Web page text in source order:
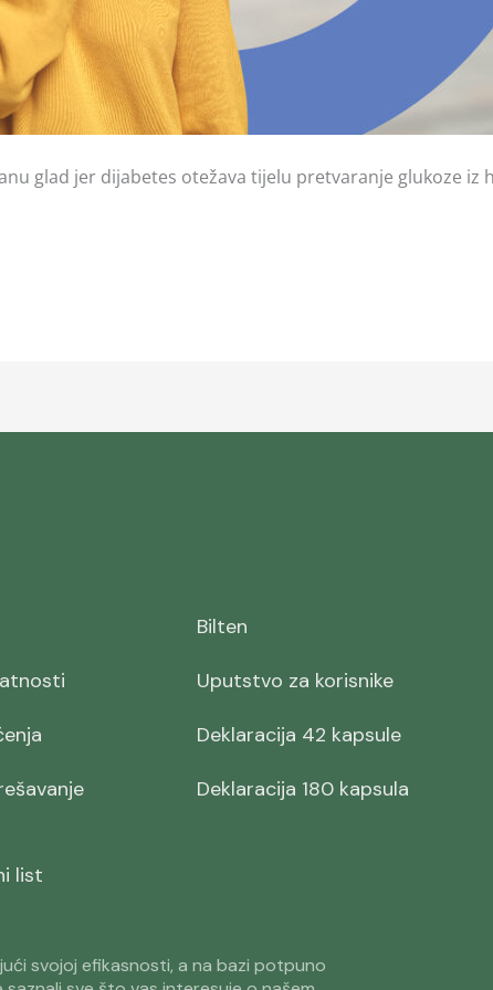
glad jer dijabetes otežava tijelu pretvaranje glukoze
list
Bilten
Uputstvo za korisnike
Deklaracija 42 kapsule
Deklaracija 180 kapsula
svojoj efikasnosti, a na bazi potpuno